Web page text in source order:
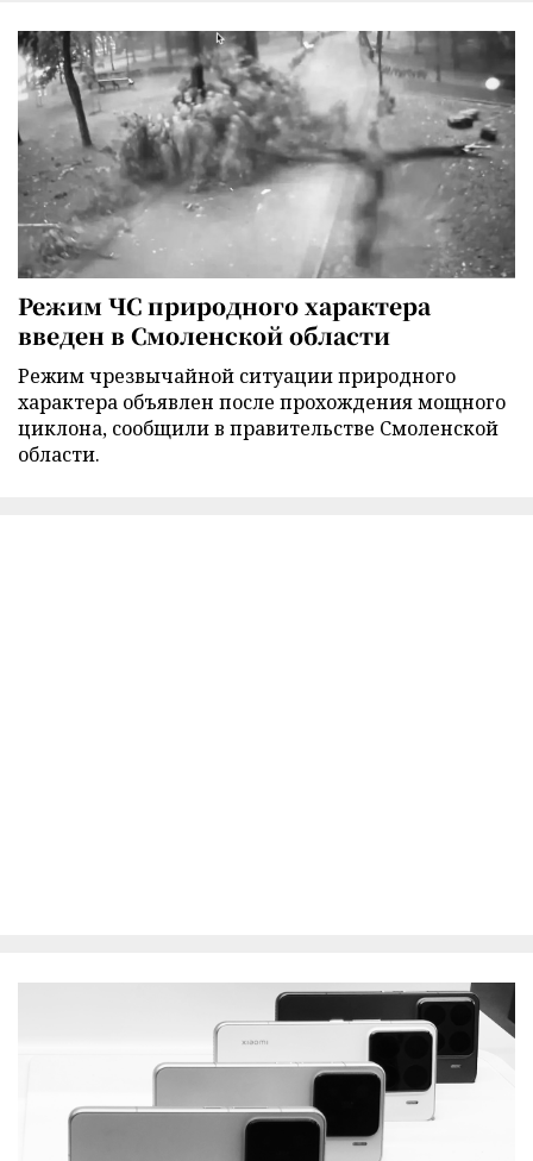
Режим ЧС природного характера
введен в Смоленской области
Режим чрезвычайной ситуации природного
характера объявлен после прохождения мощного
циклона, сообщили в правительстве Смоленской
области.